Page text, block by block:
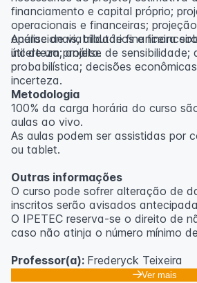
financiamento e capital próprio;
operacionais e financeiras;
operacionais, tributários e
útil de um projeto.
Análise de viabilidade financeira
incerteza; análise de sensibilidade;
probabilística; decisões
incerteza.
Metodologia
100% da carga horária do curso
aulas ao vivo.
As aulas podem ser assistidas por
ou tablet.
Outras informações
O curso pode sofrer alteração de
inscritos serão avisados
O IPETEC reserva-se o direito de
caso não atinja o número mínimo
Professor(a): Frederyck Teixeira
Ver mais